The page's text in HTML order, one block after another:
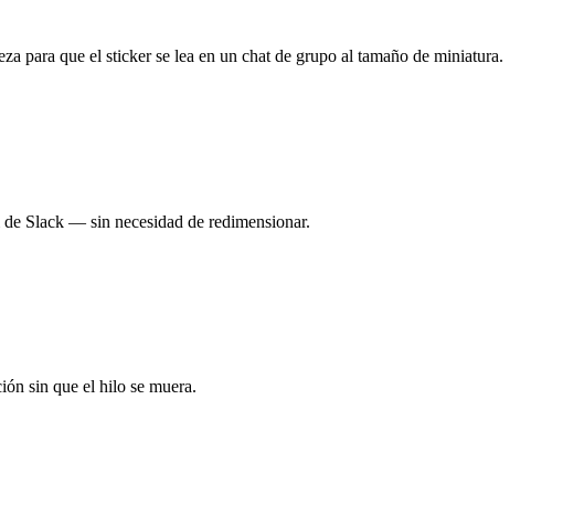
para que el sticker se lea en un chat de grupo al tamaño de miniatura.
Slack — sin necesidad de redimensionar.
sin que el hilo se muera.